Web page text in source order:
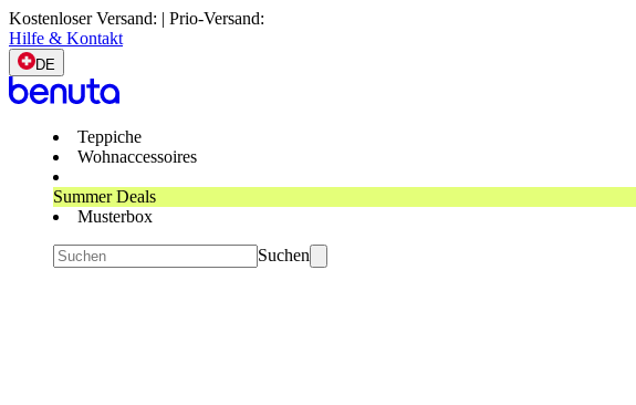
Kostenloser Versand: | Prio-Versand:
Hilfe & Kontakt
DE
Teppiche
Wohnaccessoires
Summer Deals
Musterbox
Suchen